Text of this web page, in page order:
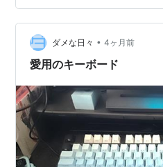
した。 しかし、事前の情報
とらしいですね。
ダメな日々 • 4ヶ月前
愛用のキーボード